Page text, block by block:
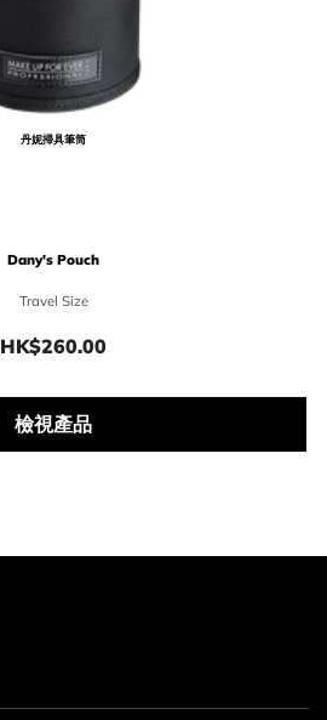
丹妮掃具筆筒
Dany's Pouch
Travel Size
HK$260.00Price HK$260.00
檢視產品